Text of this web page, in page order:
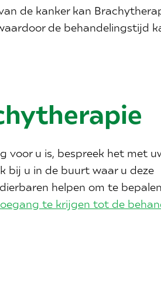
de kanker kan
de behandelingstijd
voor u is, bespreek het met
bij u in de buurt waar u deze
helpen om te
te krijgen tot de